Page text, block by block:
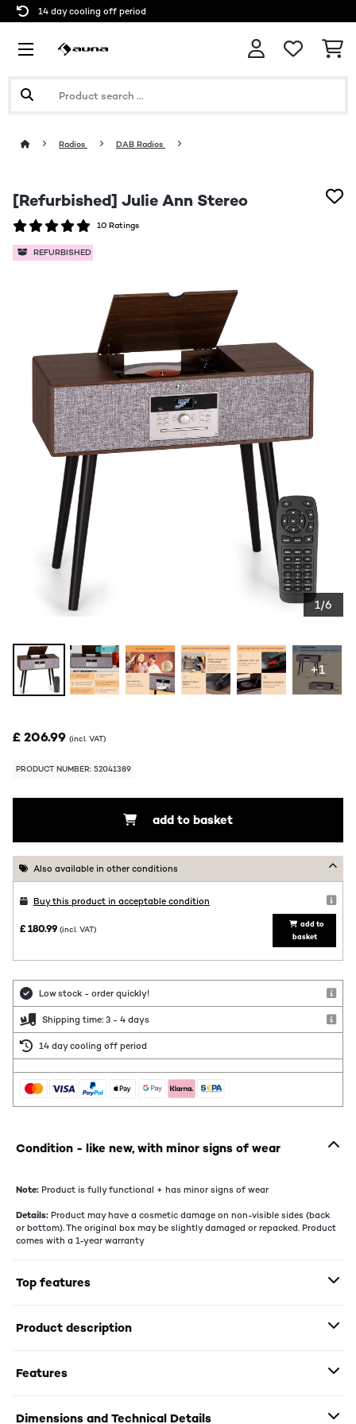
14 day cooling off period
Radios DAB Radios
[Refurbished] Julie Ann Stereo
10 Ratings
REFURBISHED
1/6
+1
£ 206.99 (incl. VAT)
PRODUCT NUMBER: 52041389
add to basket
Also available in other conditions
Buy this product in acceptable condition
£ 180.99 (incl. VAT)
add to
basket
Low stock - order quickly!
Shipping time: 3 - 4 days
14 day cooling off period
Condition - like new, with minor signs of wear
Note: Product is fully functional + has minor signs of wear
Details: Product may have a cosmetic damage on non-visible sides (back
or bottom). The original box may be slightly damaged or repacked. Product
comes with a 1-year warranty
Top features
Product description
Features
Dimensions and Technical Details